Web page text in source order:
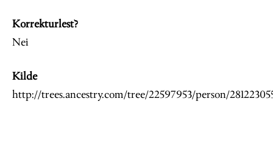
Korrekturlest?
Nei
Kilde
http://trees.ancestry.com/tree/22597953/person/